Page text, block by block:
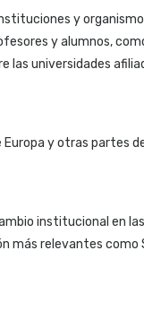
y
y alumnos,
las universidades
y otras partes
institucional en
más relevantes como